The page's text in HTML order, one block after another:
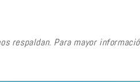
respaldan. Para mayor